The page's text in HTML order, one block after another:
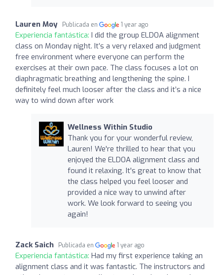
Lauren Moy Publicada en 1 year ago
Experiencia fantástica: I did the group ELDOA alignment
class on Monday night. It’s a very relaxed and judgment
free environment where everyone can perform the
exercises at their own pace. The class focuses a lot on
diaphragmatic breathing and lengthening the spine. I
definitely feel much looser after the class and it’s a nice
way to wind down after work
Wellness Within Studio
Thank you for your wonderful review,
Lauren! We're thrilled to hear that you
enjoyed the ELDOA alignment class and
found it relaxing. It's great to know that
the class helped you feel looser and
provided a nice way to unwind after
work. We look forward to seeing you
again!
Zack Saich Publicada en 1 year ago
Experiencia fantástica: Had my first experience taking an
alignment class and it was fantastic. The instructors and